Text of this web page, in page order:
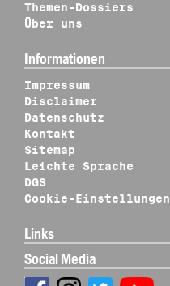
Themen-Dossiers
Über uns
Informationen
Impressum
Disclaimer
Datenschutz
Kontakt
Sitemap
Leichte Sprache
DGS
Cookie-Einstellungen
Links
Social Media